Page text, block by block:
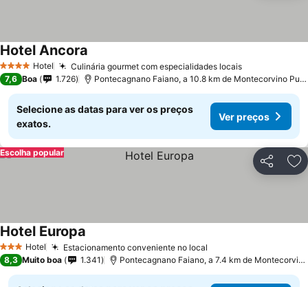
4 EstrelasHotel Culinária gourmet com especialidades locaisVer preços
Hotel Ancora
7,6 Boa 1.726 Pontecagnano Faiano, a 10.8 km de Montecorvino
Selecione as datas para ver os preços
exatos.
Ver preços
Partilhar
Escolha popular
3 EstrelasHotel Estacionamento conveniente no local
Hotel Europa
8,3 Muito boa 1.341 Pontecagnano Faiano, a 7.4 km de